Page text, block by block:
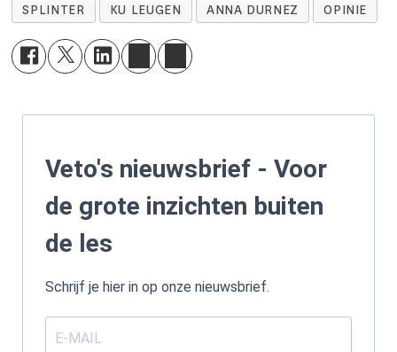
SPLINTER KU LEUGEN ANNA DURNEZ OPINIE
Veto's nieuwsbrief - Voor
de grote inzichten buiten
de les
Schrijf je hier in op onze nieuwsbrief.